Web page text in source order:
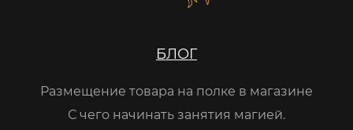
БЛОГ
Размещение товара на полке в магазине
С чего начинать занятия магией.